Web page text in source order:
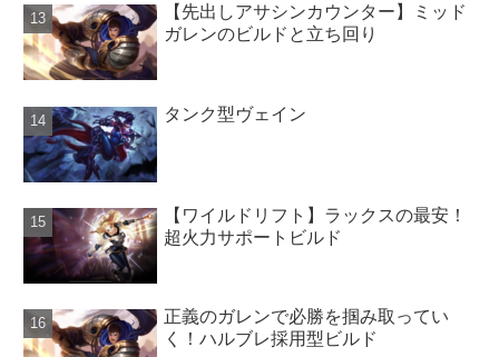
【先出しアサシンカウンター】ミッド
ガレンのビルドと立ち回り
タンク型ヴェイン
【ワイルドリフト】ラックスの最安！
超火力サポートビルド
正義のガレンで必勝を掴み取ってい
く！ハルブレ採用型ビルド